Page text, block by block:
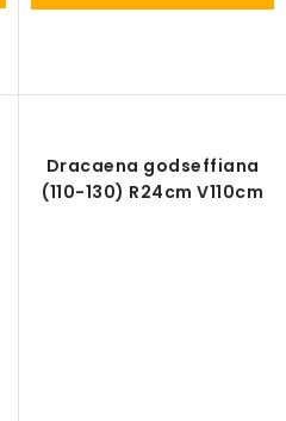
Dracaena godseffiana
(110-130) R24cm V110cm